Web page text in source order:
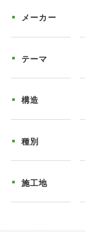
メーカー
テーマ
構造
種別
施工地